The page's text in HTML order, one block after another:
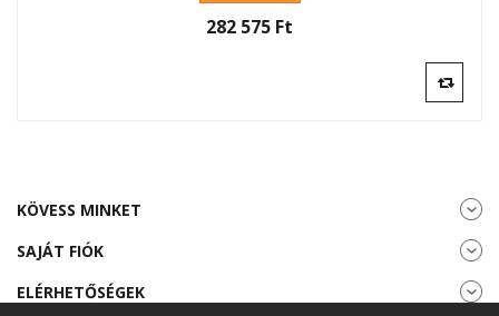
282 575 Ft‎
KÖVESS MINKET
SAJÁT FIÓK
ELÉRHETŐSÉGEK